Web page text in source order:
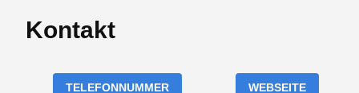
Kontakt
TELEFONNUMMER WEBSEITE